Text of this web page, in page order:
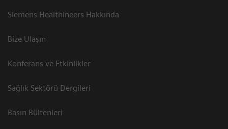
Siemens Healthineers Hakkında
Bize Ulaşın
Konferans ve Etkinlikler
Sağlık Sektörü Dergileri
Basın Bültenleri